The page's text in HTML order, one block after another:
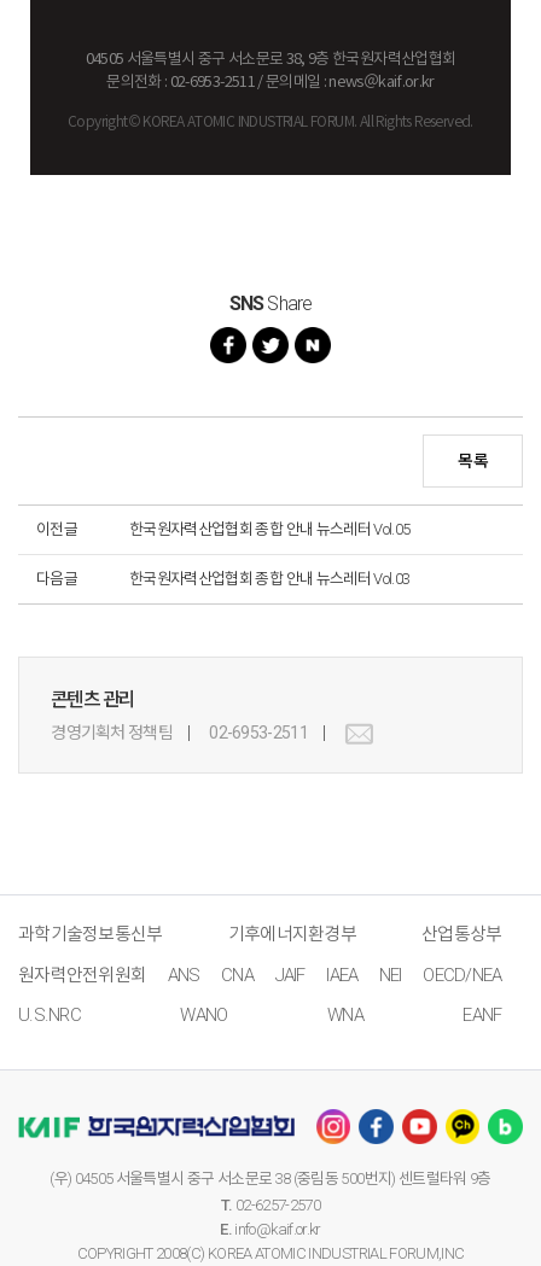
04505 서울특별시 중구 서소문로 38, 9층 한국원자력산업협회
문의전화 : 02-6953-2511 / 문의메일 : news＠kaif.or.kr
Copyright© KOREA ATOMIC INDUSTRIAL FORUM. All Rights Reserved.
SNSShare
목록
이전글 한국원자력산업협회 종합 안내 뉴스레터 Vol.05
다음글 한국원자력산업협회 종합 안내 뉴스레터 Vol.03
콘텐츠 관리
경영기획처 정책팀 02-6953-2511
과학기술정보통신부 기후에너지환경부
산업통상부
원자력안전위원회
ANS CNA JAIF IAEA NEI
OECD/NEA
U.S.NRC
WANO WNA EANF
(우) 04505 서울특별시 중구 서소문로 38 (중림동 500번지) 센트럴타워 9층
T. 02-6257-2570
E. info@kaif.or.kr
COPYRIGHT 2008(C) KOREA ATOMIC INDUSTRIAL FORUM,INC